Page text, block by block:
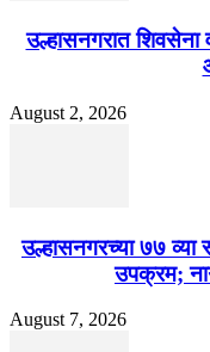
उल्हासनगरात शिवसेना
August 2, 2026
उल्हासनगरच्या ७७ व्या
उपक्रम;
August 7, 2026